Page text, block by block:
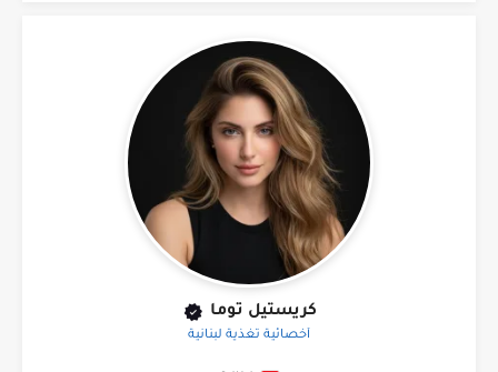
كريستيل توما
أخصائية تغذية لبنانية